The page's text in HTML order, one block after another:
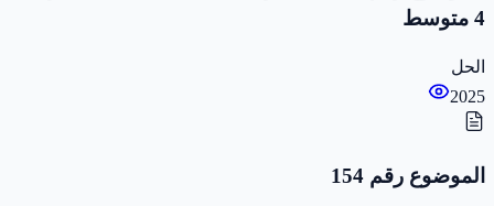
4 متوسط
الحل
2025
الموضوع رقم 154